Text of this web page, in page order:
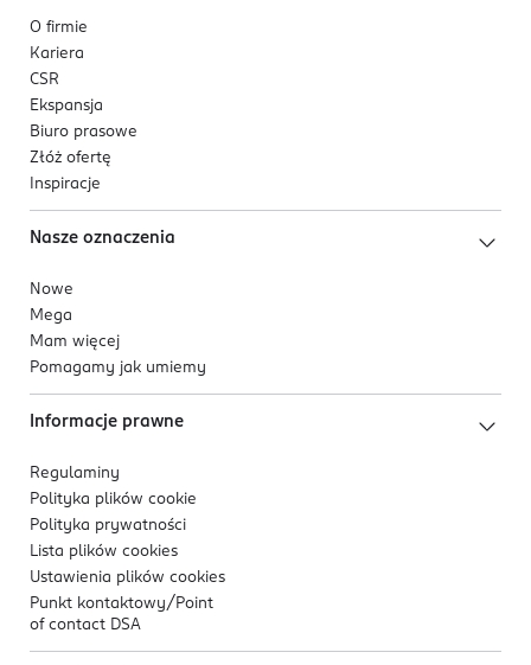
O firmie
Kariera
CSR
Ekspansja
Biuro prasowe
Złóż ofertę
Inspiracje
Nasze oznaczenia
Nowe
Mega
Mam więcej
Pomagamy jak umiemy
Informacje prawne
Regulaminy
Polityka plików cookie
Polityka prywatności
Lista plików cookies
Ustawienia plików cookies
Punkt kontaktowy/ Point
of contact DSA